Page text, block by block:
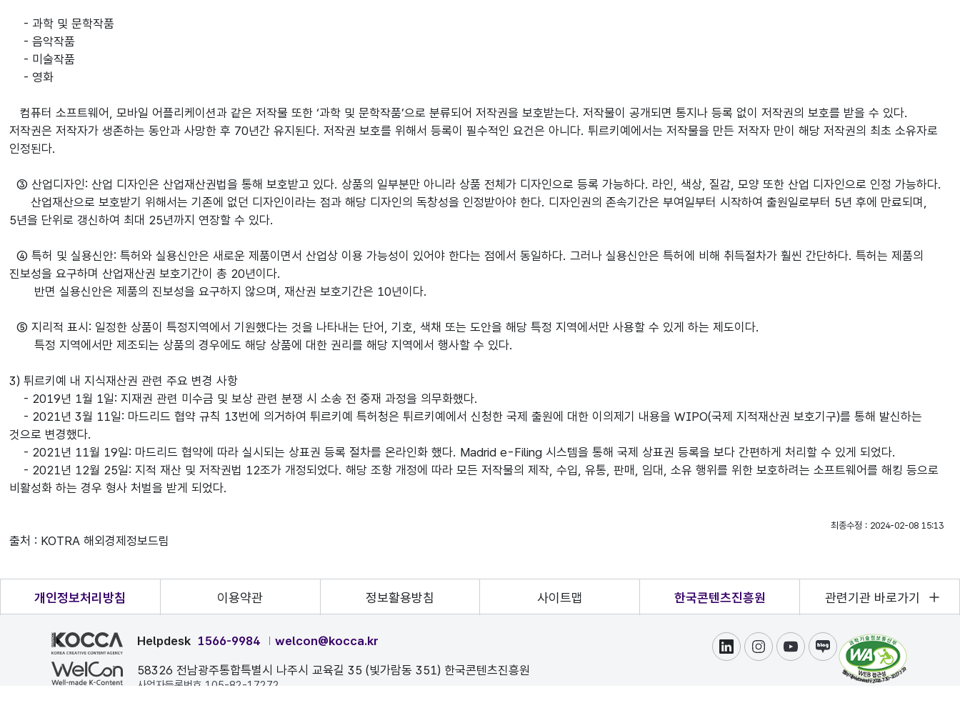
- 과학 및 문학작품
- 음악작품
- 미술작품
- 영화
컴퓨터 소프트웨어, 모바일 어플리케이션과 같은 저작물 또한 ‘과학 및 문학작품’으로 분류되어 저작권을 보호받는다. 저작물이 공개되면 통지나 등록 없이 저작권의 보호를 받을 수 있다.
저작권은 저작자가 생존하는 동안과 사망한 후 70년간 유지된다. 저작권 보호를 위해서 등록이 필수적인 요건은 아니다. 튀르키예에서는 저작물을 만든 저작자 만이 해당 저작권의 최초 소유자로
인정된다.
③ 산업디자인: 산업 디자인은 산업재산권법을 통해 보호받고 있다. 상품의 일부분만 아니라 상품 전체가 디자인으로 등록 가능하다. 라인, 색상, 질감, 모양 또한 산업 디자인으로 인정 가능하다.
산업재산으로 보호받기 위해서는 기존에 없던 디자인이라는 점과 해당 디자인의 독창성을 인정받아야 한다. 디자인권의 존속기간은 부여일부터 시작하여 출원일로부터 5년 후에 만료되며,
5년을 단위로 갱신하여 최대 25년까지 연장할 수 있다.
④ 특허 및 실용신안: 특허와 실용신안은 새로운 제품이면서 산업상 이용 가능성이 있어야 한다는 점에서 동일하다. 그러나 실용신안은 특허에 비해 취득절차가 훨씬 간단하다. 특허는 제품의
진보성을 요구하며 산업재산권 보호기간이 총 20년이다.
반면 실용신안은 제품의 진보성을 요구하지 않으며, 재산권 보호기간은 10년이다.
⑤ 지리적 표시: 일정한 상품이 특정지역에서 기원했다는 것을 나타내는 단어, 기호, 색채 또는 도안을 해당 특정 지역에서만 사용할 수 있게 하는 제도이다.
특정 지역에서만 제조되는 상품의 경우에도 해당 상품에 대한 권리를 해당 지역에서 행사할 수 있다.
3) 튀르키예 내 지식재산권 관련 주요 변경 사항
- 2019년 1월 1일: 지재권 관련 미수금 및 보상 관련 분쟁 시 소송 전 중재 과정을 의무화했다.
- 2021년 3월 11일: 마드리드 협약 규칙 13번에 의거하여 튀르키예 특허청은 튀르키예에서 신청한 국제 출원에 대한 이의제기 내용을 WIPO(국제 지적재산권 보호기구)를 통해 발신하는
것으로 변경했다.
- 2021년 11월 19일: 마드리드 협약에 따라 실시되는 상표권 등록 절차를 온라인화 했다. Madrid e-Filing 시스템을 통해 국제 상표권 등록을 보다 간편하게 처리할 수 있게 되었다.
- 2021년 12월 25일: 지적 재산 및 저작권법 12조가 개정되었다. 해당 조항 개정에 따라 모든 저작물의 제작, 수입, 유통, 판매, 임대, 소유 행위를 위한 보호하려는 소프트웨어를 해킹 등으로
비활성화 하는 경우 형사 처벌을 받게 되었다.
최종수정 : 2024-02-08 15:13
출처 : KOTRA 해외경제정보드림
개인정보처리방침 이용약관 정보활용방침 사이트맵 한국콘텐츠진흥원 관련기관 바로가기
Helpdesk 1566-9984 welcon@kocca.kr
58326 전남광주통합특별시 나주시 교육길 35 (빛가람동 351) 한국콘텐츠진흥원
사업자등록번호 105-82-17272
링크드인인스타그램
유튜브블로그